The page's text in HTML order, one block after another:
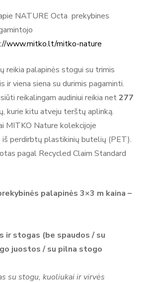
NATURE Octa prekybines
www.mitko.lt/mitko-nature
reikia palapinės stogui su trimis
ir viena siena su durimis pagaminti.
reikalingam audiniui reikia net277
kurie kitu atveju terštų aplinką.
MITKO Nature kolekcijoje
iš perdirbtų plastikinių butelių (PET).
pagal Recycled Claim Standard
palapinės 3×3 m kaina –
ir stogas (be spaudos / su
juostos / su pilna stogo
su stogu, kuoliukai ir virvės
prekių
reklaminės renginių
tai patikimas ir rinkoje pripažintas
veikiantis nuo 1989 metų.
įmonė daugiausia dėmesio skiria
produktams bei profesionaliam
Šiandien Mitko yra viena didžiausių
lauko skėčių ir reklamos vėliavų
tiekianti sprendimus tiek smulkiam, tiek
07, užtikrinantį konstrukcijų
oro sąlygomis. Visos
ir lanksti. Tai leidžia greitai
ir užtikrinti aukštą kokybės kontrolę
etape. Įmonės siuvimo cechas
poliesterio audinių apdirbime, o